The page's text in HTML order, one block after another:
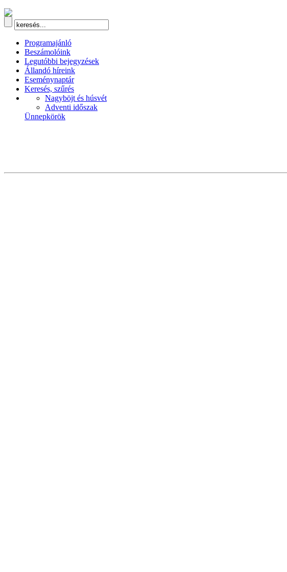
Programajánló
Beszámolóink
Legutóbbi bejegyzések
Állandó híreink
Eseménynaptár
Keresés, szűrés
Nagyböjt és húsvét
Adventi időszak
Ünnepkörök